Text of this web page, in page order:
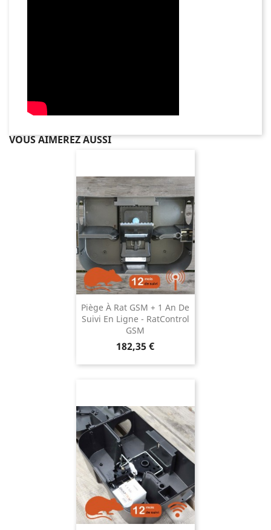
VOUS AIMEREZ AUSSI
Piège À Rat GSM + 1 An De
Suivi En Ligne - RatControl
GSM
Prix
182,35 €